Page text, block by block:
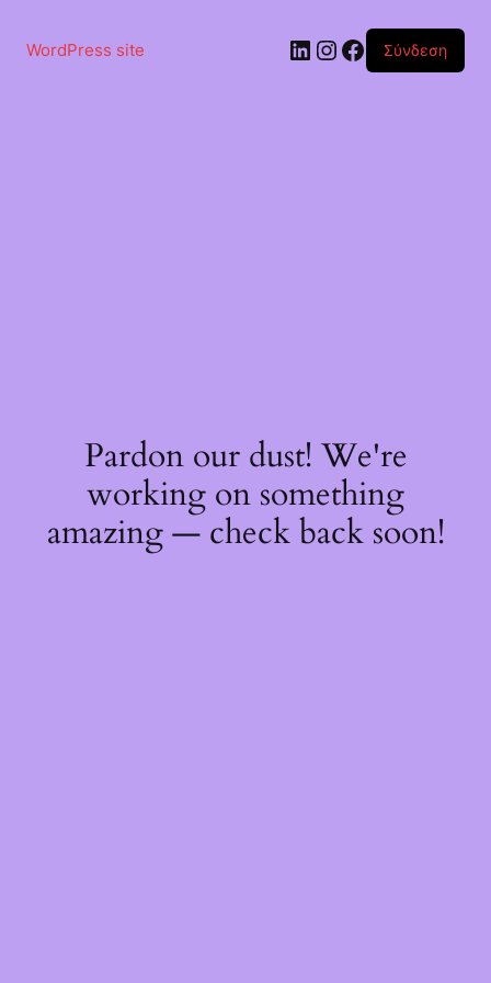
περιεχόμενο
WordPress site Linkedin
Instagram
Facebook
Σύνδεση
Pardon our dust! We're
working on something
amazing — check back soon!